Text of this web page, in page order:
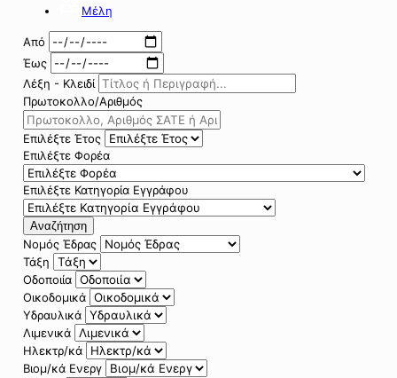
Μέλη
Από
Έως
Λέξη - Κλειδί
Πρωτοκολλο/Αριθμός
Επιλέξτε Έτος
Επιλέξτε Φορέα
Επιλέξτε Κατηγορία Εγγράφου
Αναζήτηση
Νομός Έδρας
Τάξη
Οδοποιία
Οικοδομικά
Υδραυλικά
Λιμενικά
Ηλεκτρ/κά
Βιομ/κά Ενεργ